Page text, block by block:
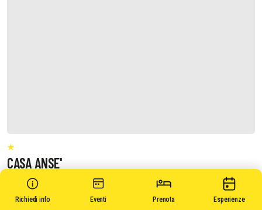
Richiedi info Eventi Prenota Esperienze
CASA ANSE'